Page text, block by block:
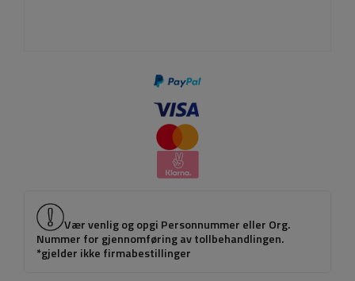
Vær venlig og opgi Personnummer eller Org.
Nummer for gjennomføring av tollbehandlingen.
*gjelder ikke firmabestillinger